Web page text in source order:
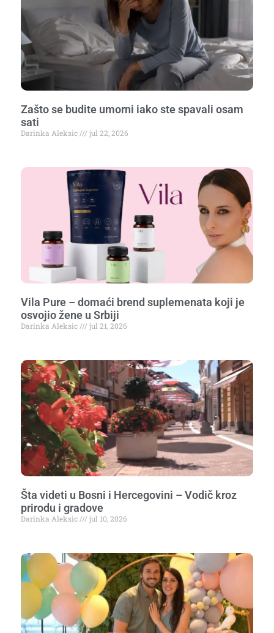
Zašto se budite umorni iako ste spavali osam
sati
Darinka Aleksic jul 22, 2026
Vila Pure – domaći brend suplemenata koji je
osvojio žene u Srbiji
Darinka Aleksic jul 21, 2026
Šta videti u Bosni i Hercegovini – Vodič kroz
prirodu i gradove
Darinka Aleksic jul 10, 2026